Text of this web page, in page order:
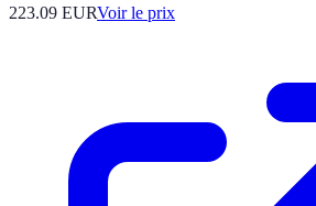
223.09 EURVoir le prix